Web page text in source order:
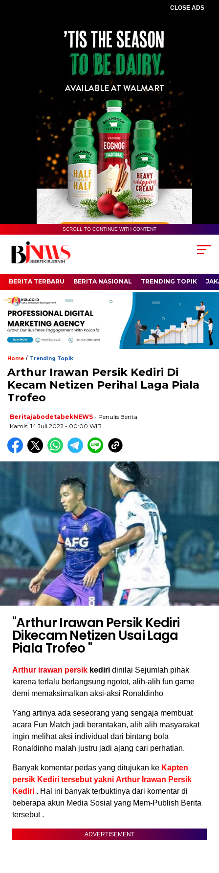
CLOSE ADS
SCROLL TO CONTINUE WITH CONTENT
BERITA TERBARU BERITA NASIONAL TRENDING TOPIK
Home / Trending Topik
Arthur Irawan Persik Kediri Di
Kecam Netizen Perihal Laga Piala
Trofeo
BeritajabodetabekNEWS - Penulis Berita
Kamis, 14 Juli 2022 - 00:00 WIB
"Arthur Irawan Persik Kediri
Dikecam Netizen Usai Laga
Piala Trofeo "
Arthur irawan persik kediri dinilai Sejumlah pihak
karena terlalu berlangsung ngotot, alih-alih fun game
demi memaksimalkan aksi-aksi Ronaldinho
Yang artinya ada seseorang yang sengaja membuat
acara Fun Match jadi berantakan, alih alih masyarakat
ingin melihat aksi individual dari bintang bola
Ronaldinho malah justru jadi ajang cari perhatian.
Banyak komentar pedas yang ditujukan ke Kapten
persik Kediri tersebut yakni Arthur Irawan Persik
Kediri . Hal ini banyak terbuktinya dari komentar di
beberapa akun Media Sosial yang Mem-Publish Berita
tersebut .
ADVERTISEMENT